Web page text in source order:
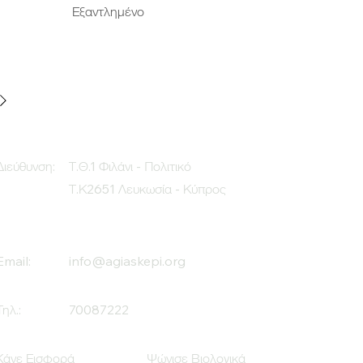
Εξαντλημένο
Τ.Θ.1 Φιλάνι - Πολιτικό
Τ.Κ2651 Λευκωσία - Κύπρος
info@agiaskepi.org
70087222
Εισφορά Ψώνισε Βιολογικά